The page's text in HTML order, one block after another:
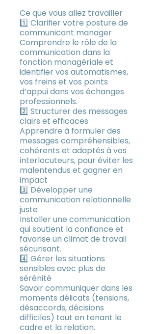
Ce que vous allez travailler
1️⃣ Clarifier votre posture de
communicant manager
Comprendre le rôle de la
communication dans la
fonction managériale et
identifier vos automatismes,
vos freins et vos points
d’appui dans vos échanges
professionnels.
2️⃣ Structurer des messages
clairs et efficaces
Apprendre à formuler des
messages compréhensibles,
cohérents et adaptés à vos
interlocuteurs, pour éviter les
malentendus et gagner en
impact
3️⃣ Développer une
communication relationnelle
juste
Installer une communication
qui soutient la confiance et
favorise un climat de travail
sécurisant.
4️⃣ Gérer les situations
sensibles avec plus de
sérénité
Savoir communiquer dans les
moments délicats (tensions,
désaccords, décisions
difficiles) tout en tenant le
cadre et la relation.